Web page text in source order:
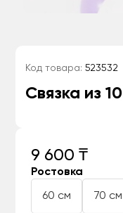
Код товара: 523532
Связка из
9 600 ₸
Ростовка
60 см 70 см